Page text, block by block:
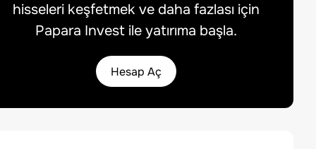
hisseleri keşfetmek ve daha fazlası için
Papara Invest ile yatırıma başla.
Hesap Aç